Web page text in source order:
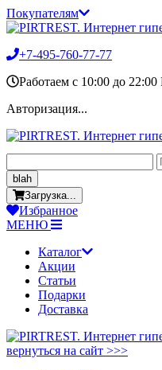
Покупателям
+7-495-760-77-77
Работаем c 10:00 до
Авторизация...
blah
Загрузка...
Избранное
МЕНЮ
Каталог
Акции
Статьи
Подарки
Доставка
вернуться на сайт >>>